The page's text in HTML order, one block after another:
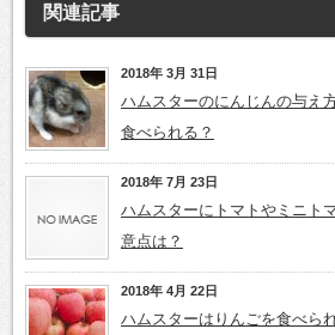
関連記事
2018年 3月 31日
ハムスターのにんじんの与え
食べられる？
2018年 7月 23日
ハムスターにトマトやミニト
意点は？
2018年 4月 22日
ハムスターはりんごを食べら